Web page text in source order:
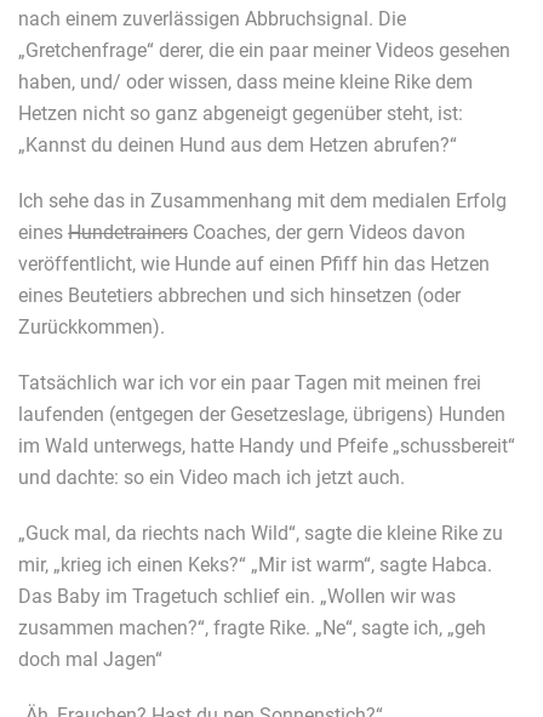
nach einem zuverlässigen Abbruchsignal. Die
„Gretchenfrage“ derer, die ein paar meiner Videos gesehen
haben, und/ oder wissen, dass meine kleine Rike dem
Hetzen nicht so ganz abgeneigt gegenüber steht, ist:
„Kannst du deinen Hund aus dem Hetzen abrufen?“
Ich sehe das in Zusammenhang mit dem medialen Erfolg
eines Hundetrainers Coaches, der gern Videos davon
veröffentlicht, wie Hunde auf einen Pfiff hin das Hetzen
eines Beutetiers abbrechen und sich hinsetzen (oder
Zurückkommen).
Tatsächlich war ich vor ein paar Tagen mit meinen frei
laufenden (entgegen der Gesetzeslage, übrigens) Hunden
im Wald unterwegs, hatte Handy und Pfeife „schussbereit“
und dachte: so ein Video mach ich jetzt auch.
„Guck mal, da riechts nach Wild“, sagte die kleine Rike zu
mir, „krieg ich einen Keks?“ „Mir ist warm“, sagte Habca.
Das Baby im Tragetuch schlief ein. „Wollen wir was
zusammen machen?“, fragte Rike. „Ne“, sagte ich, „geh
doch mal Jagen“